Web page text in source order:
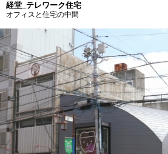
経堂_テレワーク住宅
オフィスと住宅の中間